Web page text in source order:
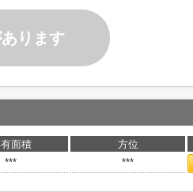
ります
面積 方位
*** ***